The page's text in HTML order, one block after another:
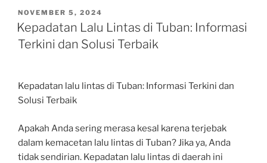
POSTED
ON
NOVEMBER 5, 2024
Kepadatan Lalu Lintas di Tuban: Informasi
Terkini dan Solusi Terbaik
Kepadatan lalu lintas di Tuban: Informasi Terkini dan
Solusi Terbaik
Apakah Anda sering merasa kesal karena terjebak
dalam kemacetan lalu lintas di Tuban? Jika ya, Anda
tidak sendirian. Kepadatan lalu lintas di daerah ini